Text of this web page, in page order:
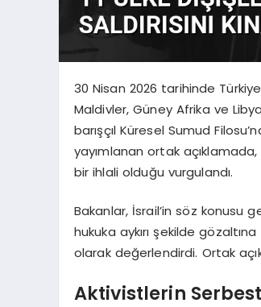
30 Nisan 2026 tarihinde
Maldivler, Güney Afrika ve
barışçıl Küresel Sumud
yayımlanan ortak
bir ihlali olduğu vurgulandı.
Bakanlar, İsrail’in söz konusu
hukuka aykırı şekilde
olarak değerlendirdi. Ortak
Aktivistlerin Serbest